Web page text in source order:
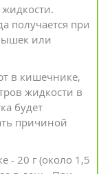
получается при
или
в кишечнике,
жидкости в
будет
причиной
- 20 г (около 1,5